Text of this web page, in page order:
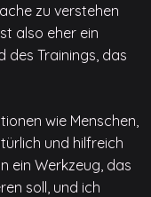
zu verstehen
also eher ein
des Trainings, das
wie Menschen,
und hilfreich
ein Werkzeug, das
soll, und ich